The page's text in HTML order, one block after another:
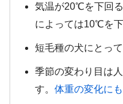
気温が20℃を下回
によっては10℃を下
短毛種の犬にとっ
季節の変わり目は
す。 体重の変化に